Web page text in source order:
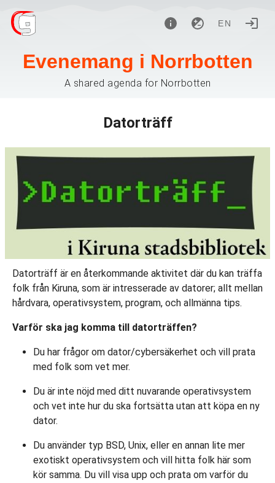
EN
Evenemang i Norrbotten
A shared agenda for Norrbotten
Datorträff
Datorträff är en återkommande aktivitet där du kan träffa
folk från Kiruna, som är intresserade av datorer; allt mellan
hårdvara, operativsystem, program, och allmänna tips.
Varför ska jag komma till datorträffen?
Du har frågor om dator/cybersäkerhet och vill prata
med folk som vet mer.
Du är inte nöjd med ditt nuvarande operativsystem
och vet inte hur du ska fortsätta utan att köpa en ny
dator.
Du använder typ BSD, Unix, eller en annan lite mer
exotiskt operativsystem och vill hitta folk här som
kör samma. Du vill visa upp och prata om varför du